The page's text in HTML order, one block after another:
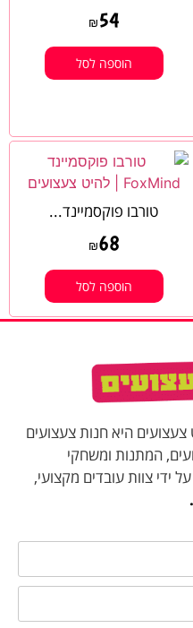
₪ 54
הוספה לסל
טורבו פוקסמיינד...
₪68
הוספה לסל
צעצועים היא חנות צעצועים
המתנות ומשחקי
ומאופיינת על ידי צוות עובדים מקצועי,